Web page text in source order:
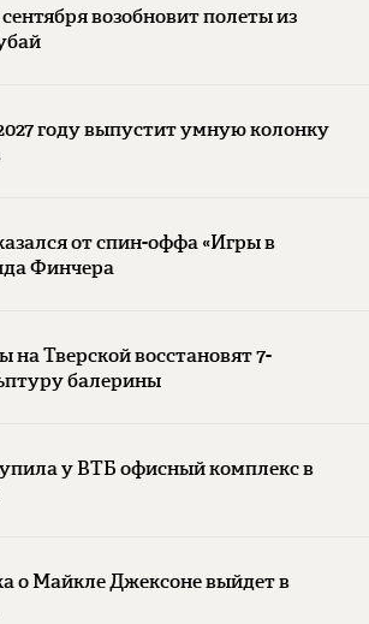
возобновит полеты из
году выпустит умную колонку
от спин-оффа «Игры в
Финчера
на Тверской восстановят 7-
балерины
у ВТБ офисный комплекс в
о Майкле Джексоне выйдет в